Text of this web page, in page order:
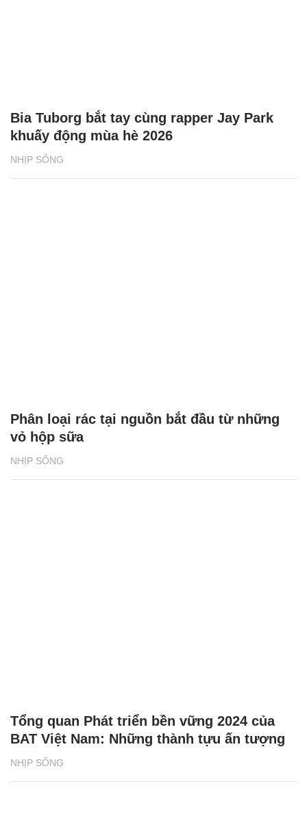
NHỊP SỐNG
Bia Tuborg bắt tay cùng rapper Jay Park
khuấy động mùa hè 2026
NHỊP SỐNG
Phân loại rác tại nguồn bắt đầu từ những
vỏ hộp sữa
NHỊP SỐNG
Tổng quan Phát triển bền vững 2024 của
BAT Việt Nam: Những thành tựu ấn tượng